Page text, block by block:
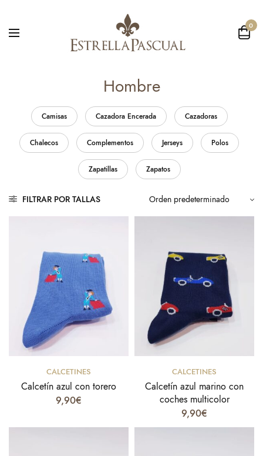
0
Hombre
Camisas Cazadora Encerada Cazadoras
Chalecos Complementos Jerseys Polos
Zapatillas Zapatos
FILTRAR POR TALLAS
Select options
CALCETINES
Calcetín azul con torero
9,90€
Select options
CALCETINES
Calcetín azul marino con
coches multicolor
9,90€